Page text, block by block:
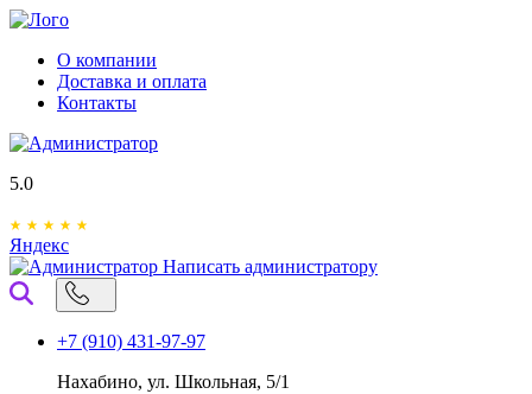
О компании
Доставка и оплата
Контакты
5.0
Яндекс
Написать администратору
+7 (910) 431-97-97
Нахабино, ул. Школьная, 5/1